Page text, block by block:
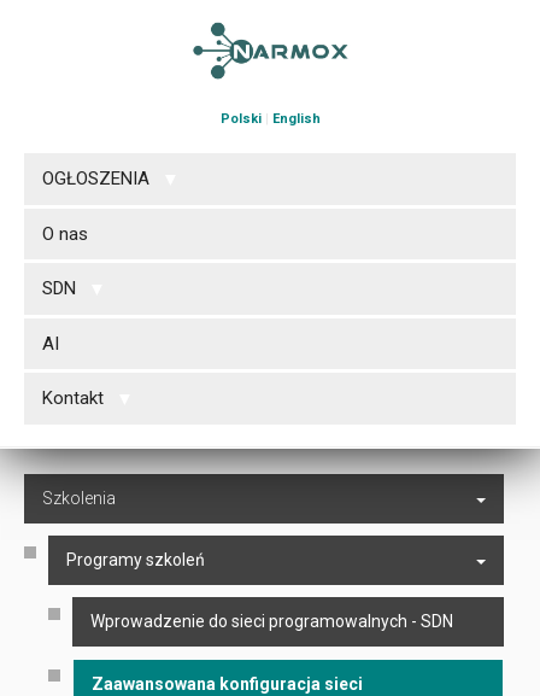
Polski| English
OGŁOSZENIA
O nas
SDN
AI
Kontakt
Szkolenia
Programy szkoleń
Wprowadzenie do sieci programowalnych - SDN
Zaawansowana konfiguracja sieci